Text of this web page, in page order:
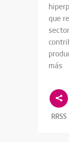
que
más
RRSS